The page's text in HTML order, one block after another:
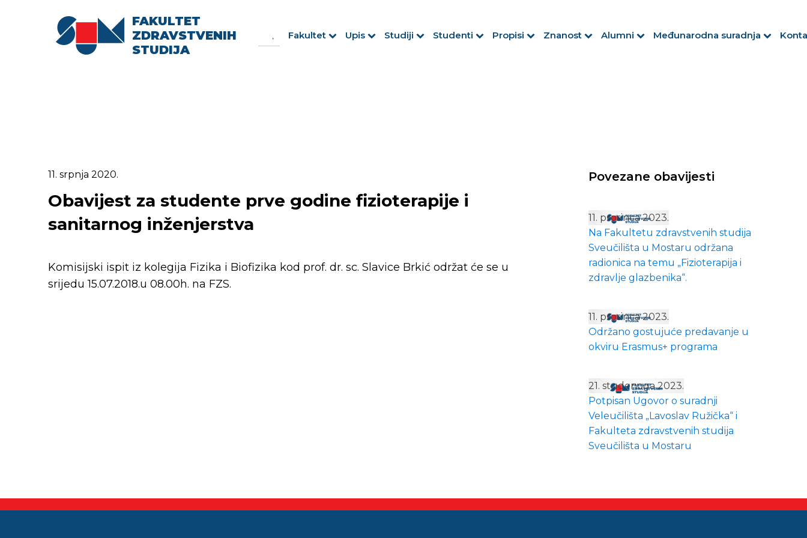
FAKULTET
ZDRAVSTVENIH
STUDIJA
for:
Fakultet Upis Studiji Studenti Propisi Znanost Alumni Međunarodna suradnja
11. srpnja 2020.
Obavijest za studente prve godine fizioterapije i
sanitarnog inženjerstva
Komisijski ispit iz kolegija Fizika i Biofizika kod prof. dr. sc. Slavice Brkić održat će se u
srijedu 15.07.2018.u 08.00h. na FZS.
Povezane obavijesti
11. prosinca 2023.
Na Fakultetu zdravstvenih studija
Sveučilišta u Mostaru održana
radionica na temu „Fizioterapija i
zdravlje glazbenika“.
11. prosinca 2023.
Održano gostujuće predavanje u
okviru Erasmus+ programa
21. studenoga 2023.
Potpisan Ugovor o suradnji
Veleučilišta „Lavoslav Ružička“ i
Fakulteta zdravstvenih studija
Sveučilišta u Mostaru